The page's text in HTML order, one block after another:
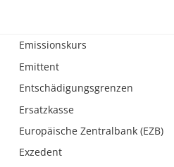
Emissionskurs
Emittent
Entschädigungsgrenzen
Ersatzkasse
Europäische Zentralbank (EZB)
Exzedent